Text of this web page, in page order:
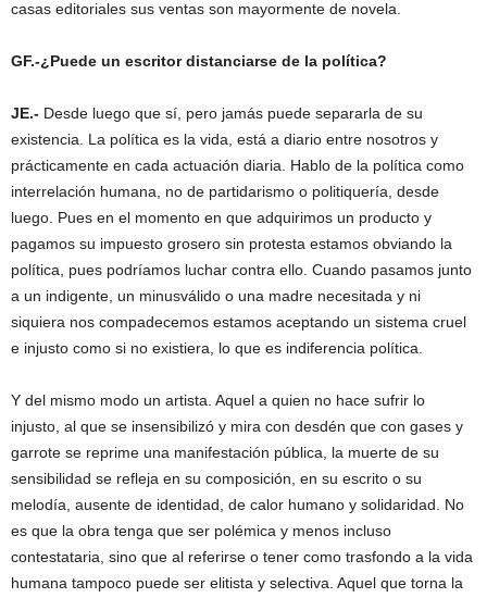
casas editoriales sus ventas son mayormente de novela.
GF.-¿Puede un escritor distanciarse de la política?
JE.- Desde luego que sí, pero jamás puede separarla de su
existencia. La política es la vida, está a diario entre nosotros y
prácticamente en cada actuación diaria. Hablo de la política como
interrelación humana, no de partidarismo o politiquería, desde
luego. Pues en el momento en que adquirimos un producto y
pagamos su impuesto grosero sin protesta estamos obviando la
política, pues podríamos luchar contra ello. Cuando pasamos junto
a un indigente, un minusválido o una madre necesitada y ni
siquiera nos compadecemos estamos aceptando un sistema cruel
e injusto como si no existiera, lo que es indiferencia política.
Y del mismo modo un artista. Aquel a quien no hace sufrir lo
injusto, al que se insensibilizó y mira con desdén que con gases y
garrote se reprime una manifestación pública, la muerte de su
sensibilidad se refleja en su composición, en su escrito o su
melodía, ausente de identidad, de calor humano y solidaridad. No
es que la obra tenga que ser polémica y menos incluso
contestataria, sino que al referirse o tener como trasfondo a la vida
humana tampoco puede ser elitista y selectiva. Aquel que torna la